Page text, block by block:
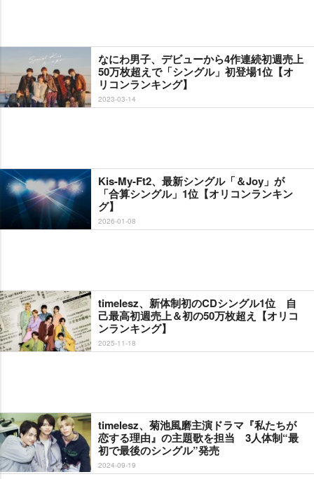
なにわ男子、デビューから4作連続初週売上
50万枚超えで「シングル」初登場1位【オ
リコンランキング】
2023-03-14
Kis-My-Ft2、最新シングル「＆Joy」が
「合算シングル」1位【オリコンランキン
グ】
2026-01-08
timelesz、新体制初のCDシングル1位 自
己最高初週売上＆初の50万枚超え【オリコ
ンランキング】
2025-11-18
timelesz、菊池風磨主演ドラマ『私たちが
恋する理由』の主題歌を担当 3人体制“最
初で最後のシングル”発売
2024-09-19